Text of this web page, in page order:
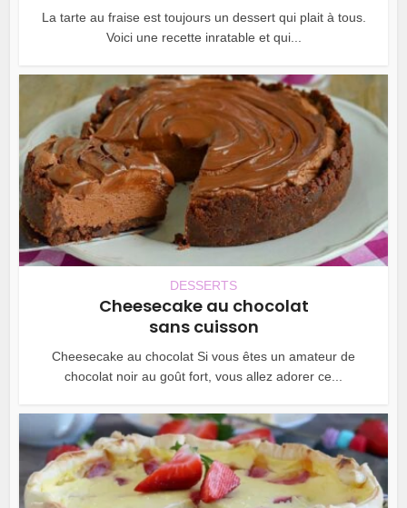
La tarte au fraise est toujours un dessert qui plait à tous.
Voici une recette inratable et qui...
DESSERTS
Cheesecake au chocolat
sans cuisson
Cheesecake au chocolat Si vous êtes un amateur de
chocolat noir au goût fort, vous allez adorer ce...